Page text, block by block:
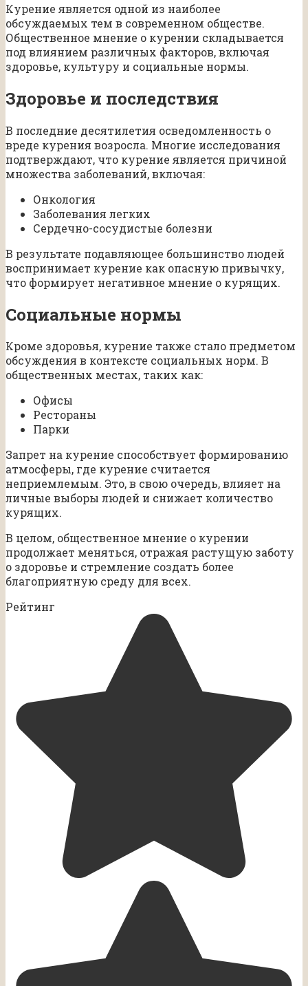
Курение является одной из наиболее
обсуждаемых тем в современном обществе.
Общественное мнение о курении складывается
под влиянием различных факторов, включая
здоровье, культуру и социальные нормы.
Здоровье и последствия
В последние десятилетия осведомленность о
вреде курения возросла. Многие исследования
подтверждают, что курение является причиной
множества заболеваний, включая:
Онкология
Заболевания легких
Сердечно-сосудистые болезни
В результате подавляющее большинство людей
воспринимает курение как опасную привычку,
что формирует негативное мнение о курящих.
Социальные нормы
Кроме здоровья, курение также стало предметом
обсуждения в контексте социальных норм. В
общественных местах, таких как:
Офисы
Рестораны
Парки
Запрет на курение способствует формированию
атмосферы, где курение считается
неприемлемым. Это, в свою очередь, влияет на
личные выборы людей и снижает количество
курящих.
В целом, общественное мнение о курении
продолжает меняться, отражая растущую заботу
о здоровье и стремление создать более
благоприятную среду для всех.
Рейтинг